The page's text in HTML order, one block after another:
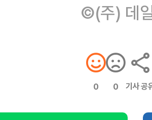
©(주) 데
0 0 기사 공